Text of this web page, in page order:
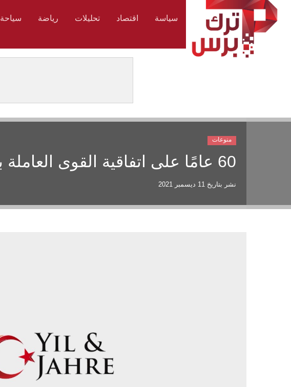
سياسة اقتصاد تحليلات رياضة سياحة
60 عامًا على اتفاقية القوى العاملة بين تركيا وألمانيا
نشر بتاريخ 11 ديسمبر 2021
منوعات